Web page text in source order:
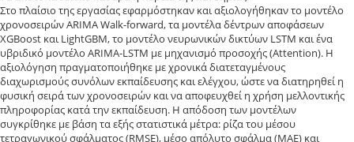
Στο πλαίσιο της εργασίας εφαρμόστηκαν και αξιολογήθηκαν το μοντέλο
χρονοσειρών ARIMA Walk-forward, τα μοντέλα δέντρων αποφάσεων
XGBoost και LightGBM, το μοντέλο νευρωνικών δικτύων LSTM και ένα
υβριδικό μοντέλο ARIMA-LSTM με μηχανισμό προσοχής (Attention). Η
αξιολόγηση πραγματοποιήθηκε με χρονικά διατεταγμένους
διαχωρισμούς συνόλων εκπαίδευσης και ελέγχου, ώστε να διατηρηθεί η
φυσική σειρά των χρονοσειρών και να αποφευχθεί η χρήση μελλοντικής
πληροφορίας κατά την εκπαίδευση. Η απόδοση των μοντέλων
συγκρίθηκε με βάση τα εξής στατιστικά μέτρα: ρίζα του μέσου
τετραγωνικού σφάλματος (RMSE), μέσο απόλυτο σφάλμα (MAE) και